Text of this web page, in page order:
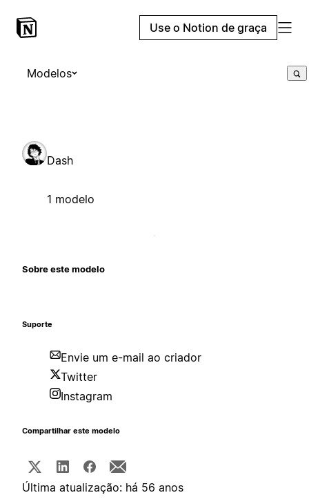
Use o Notion de graça
Modelos
Dash
1 modelo
Sobre este modelo
Suporte
Envie um e-mail ao criador
Twitter
Instagram
Compartilhar este modelo
Última atualização: há 56 anos